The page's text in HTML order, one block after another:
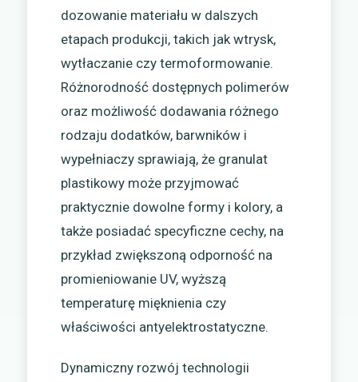
dozowanie materiału w dalszych
etapach produkcji, takich jak wtrysk,
wytłaczanie czy termoformowanie.
Różnorodność dostępnych polimerów
oraz możliwość dodawania różnego
rodzaju dodatków, barwników i
wypełniaczy sprawiają, że granulat
plastikowy może przyjmować
praktycznie dowolne formy i kolory, a
także posiadać specyficzne cechy, na
przykład zwiększoną odporność na
promieniowanie UV, wyższą
temperaturę mięknienia czy
właściwości antyelektrostatyczne.
Dynamiczny rozwój technologii